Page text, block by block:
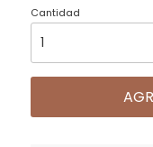
Cantidad